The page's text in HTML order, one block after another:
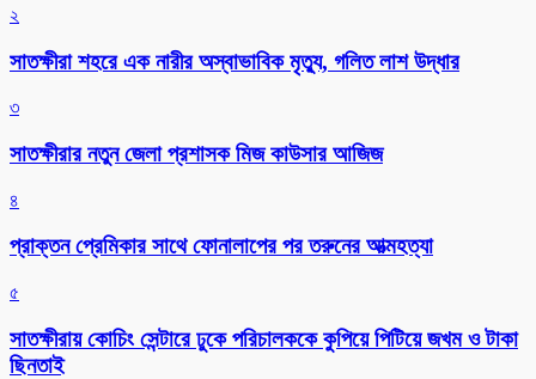
২
সাতক্ষীরা শহরে এক নারীর অস্বাভাবিক মৃত্যু, গলিত লাশ উদ্ধার
৩
সাতক্ষীরার নতুন জেলা প্রশাসক মিজ কাউসার আজিজ
৪
প্রাক্তন প্রেমিকার সাথে ফোনালাপের পর তরুনের আত্মহত্যা
৫
সাতক্ষীরায় কোচিং সেন্টারে ঢুকে পরিচালককে কুপিয়ে পিটিয়ে জখম ও টাকা
ছিনতাই